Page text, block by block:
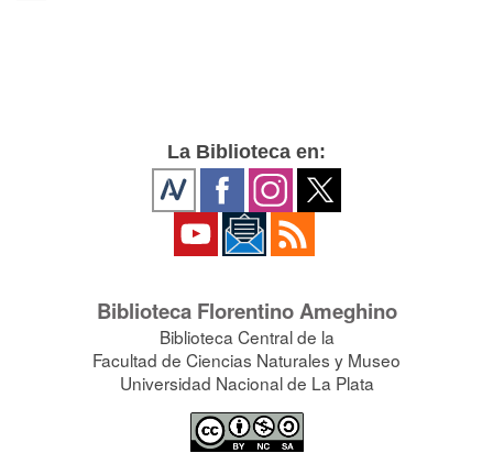
La Biblioteca en:
Biblioteca Florentino Ameghino
Biblioteca Central de la
Facultad de Ciencias Naturales y Museo
Universidad Nacional de La Plata